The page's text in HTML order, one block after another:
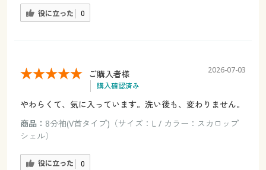
役に立った 0
ご購入者様
購入確認済み
2026-07-03
やわらくて、気に入っています。洗い後も、変わりません。
商品： 8分袖(V首タイプ)（サイズ：L / カラー：スカロップ
シェル）
役に立った 0